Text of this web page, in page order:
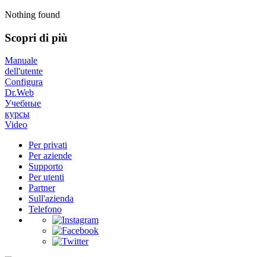
Nothing found
Scopri di più
Manuale
dell'utente
Configura
Dr.Web
Учебные
курсы
Video
Per privati
Per aziende
Supporto
Per utenti
Partner
Sull'azienda
Telefono